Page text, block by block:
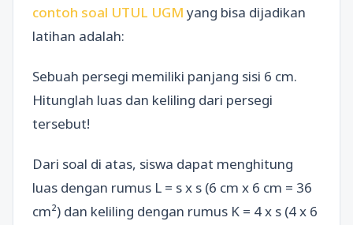
contoh soal UTUL UGM yang bisa dijadikan
latihan adalah:
Sebuah persegi memiliki panjang sisi 6 cm.
Hitunglah luas dan keliling dari persegi
tersebut!
Dari soal di atas, siswa dapat menghitung
luas dengan rumus L = s x s (6 cm x 6 cm = 36
cm²) dan keliling dengan rumus K = 4 x s (4 x 6